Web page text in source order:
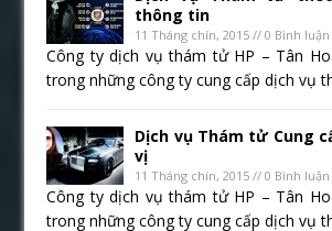
thông tin
11 Tháng chín, 2015 // 0 Bình luận
Công ty dịch vụ thám tử HP – Tân
trong những công ty cung cấp dịch vụ
Dịch vụ Thám tử Cung
vị
11 Tháng chín, 2015 // 0 Bình luận
Công ty dịch vụ thám tử HP – Tân
trong những công ty cung cấp dịch vụ